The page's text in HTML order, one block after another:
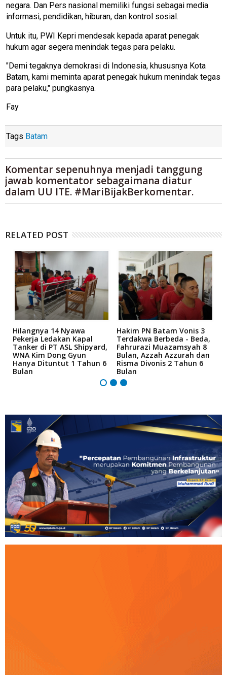
negara. Dan Pers nasional memiliki fungsi sebagai media
informasi, pendidikan, hiburan, dan kontrol sosial.
Untuk itu, PWI Kepri mendesak kepada aparat penegak
hukum agar segera menindak tegas para pelaku.
"Demi tegaknya demokrasi di Indonesia, khususnya Kota
Batam, kami meminta aparat penegak hukum menindak tegas
para pelaku," pungkasnya.
Fay
Tags Batam
Komentar sepenuhnya menjadi tanggung
jawab komentator sebagaimana diatur
dalam UU ITE. #MariBijakBerkomentar.
RELATED POST
Hilangnya 14 Nyawa
Pekerja Ledakan Kapal
Tanker di PT ASL Shipyard,
WNA Kim Dong Gyun
Hanya Dituntut 1 Tahun 6
Bulan
Hakim PN Batam Vonis 3
Terdakwa Berbeda - Beda,
Fahrurazi Muazamsyah 8
Bulan, Azzah Azzurah dan
Risma Divonis 2 Tahun 6
Bulan